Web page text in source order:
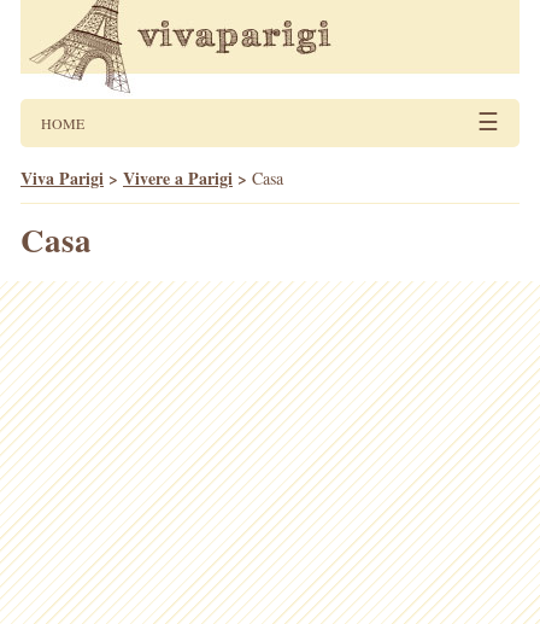
HOME ☰
Viva Parigi > Vivere a Parigi > Casa
Casa